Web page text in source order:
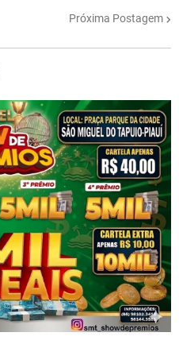
Próxima Postagem